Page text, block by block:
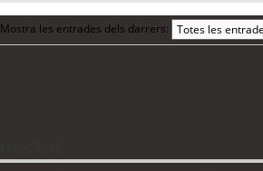
Mostra les entrades dels darrers: